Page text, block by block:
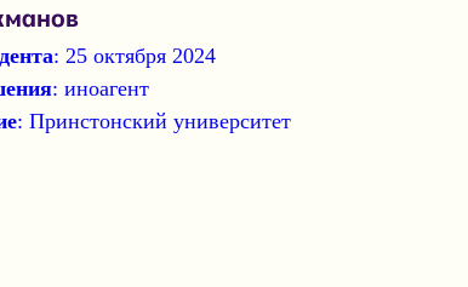
: 25 октября 2024
: иноагент
: Принстонский университет